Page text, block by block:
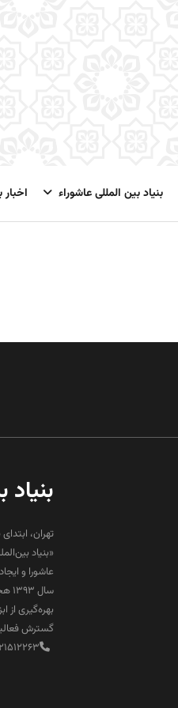
بنیاد بین المللی عاشوراء اخبار
تهران،
«بنیاد
عاشورا و
بهره‌گیری از
گسترش